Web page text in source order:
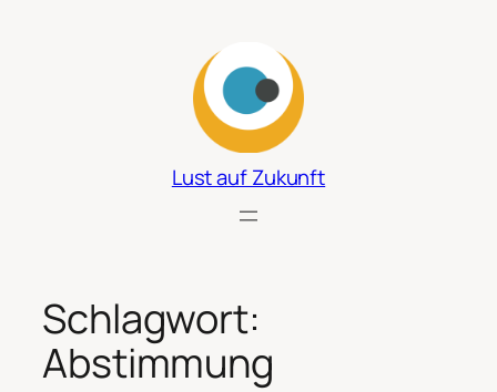
Lust auf Zukunft
Schlagwort:
Abstimmung